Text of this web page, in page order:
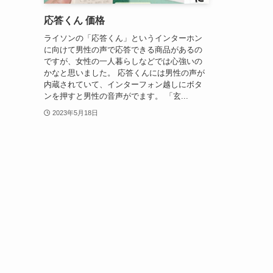
応答くん 価格
ライソンの「応答くん」というインターホン
に向けて男性の声で応答できる商品があるの
ですが、女性の一人暮らしなどでは心強いの
かなと思いました。 応答くんには男性の声が
内蔵されていて、インターフォン越しにボタ
ンを押すと男性の音声がでます。 「玄...
2023年5月18日